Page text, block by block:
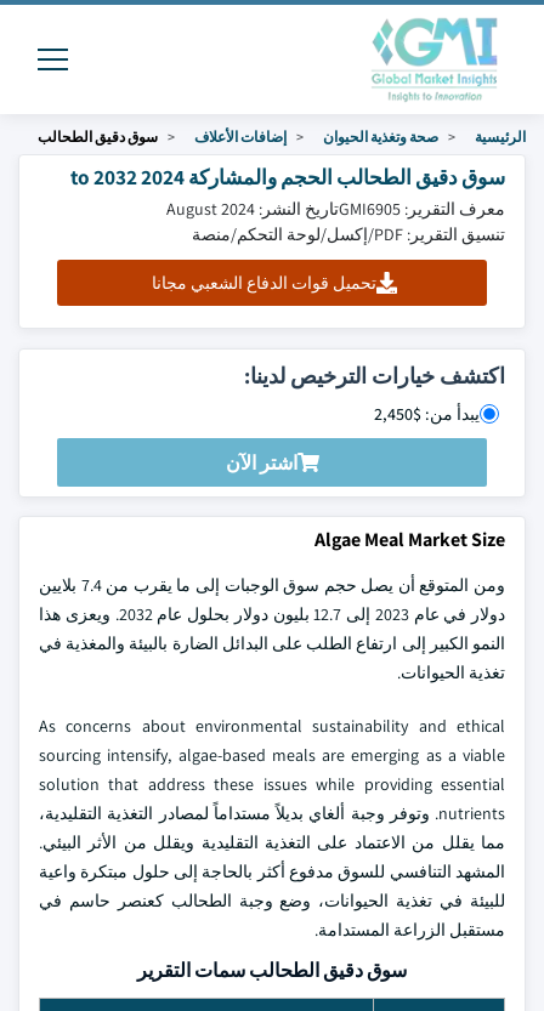
الرئيسية صحة وتغذية الحيوان إضافات الأعلاف سوق دقيق الطحالب
سوق دقيق الطحالب الحجم والمشاركة 2024 to 2032
معرف التقرير: GMI6905
تاريخ النشر: August 2024
تنسيق التقرير: PDF/إكسل/لوحة التحكم/منصة
تحميل قوات الدفاع الشعبي مجانا
اكتشف خيارات الترخيص لدينا:
يبدأ من: $2,450
اشتر الآن
Algae Meal Market Size
ومن المتوقع أن يصل حجم سوق الوجبات إلى ما يقرب من 7.4 بلايين
دولار في عام 2023 إلى 12.7 بليون دولار بحلول عام 2032. ويعزى هذا
النمو الكبير إلى ارتفاع الطلب على البدائل الضارة بالبيئة والمغذية في
تغذية الحيوانات.
As concerns about environmental sustainability and ethical
sourcing intensify, algae-based meals are emerging as a viable
solution that address these issues while providing essential
nutrients. وتوفر وجبة ألغاي بديلاً مستداماً لمصادر التغذية التقليدية،
مما يقلل من الاعتماد على التغذية التقليدية ويقلل من الأثر البيئي.
المشهد التنافسي للسوق مدفوع أكثر بالحاجة إلى حلول مبتكرة واعية
للبيئة في تغذية الحيوانات، وضع وجبة الطحالب كعنصر حاسم في
مستقبل الزراعة المستدامة.
سوق دقيق الطحالب سمات التقرير